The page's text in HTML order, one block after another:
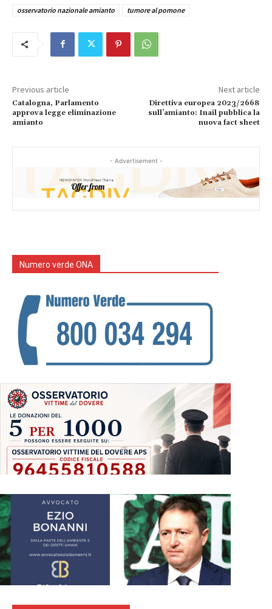
osservatorio nazionale amianto tumore al pomone
Previous article
Catalogna, Parlamento
approva legge eliminazione
amianto
Next article
Direttiva europea 2023/2668
sull’amianto: Inail pubblica la
nuova fact sheet
- Advertisement -
Numero verde ONA